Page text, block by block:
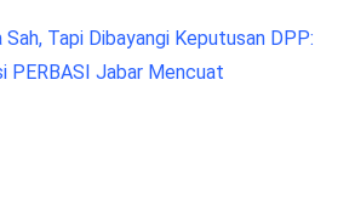
Sah, Tapi Dibayangi Keputusan DPP:
PERBASI Jabar Mencuat